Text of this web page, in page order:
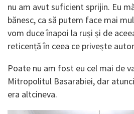
nu am avut suficient sprijin. Eu
bănesc, ca să putem face mai
vom duce înapoi la ruși și de
reticență în ceea ce privește
Poate nu am fost eu cel mai de
Mitropolitul Basarabiei, dar
era altcineva.